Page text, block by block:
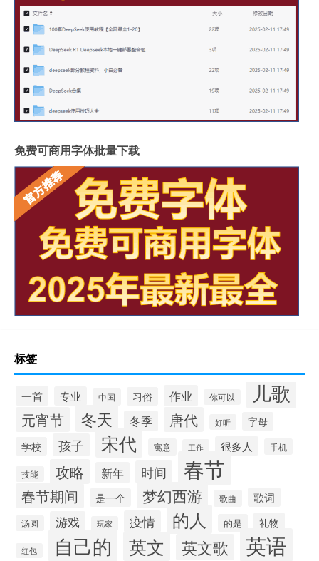
免费可商用字体批量下载
标签
一首 专业 中国 习俗 作业 你可以 儿歌
元宵节 冬天 冬季 唐代 好听
字母
学校
孩子 宋代 寓意 工作 很多人 手机
技能 攻略 新年 时间 春节
春节期间 是一个 梦幻西游 歌曲 歌词
汤圆 游戏 玩家 疫情 的人 的是 礼物
红包 自己的 英文 英文歌 英语